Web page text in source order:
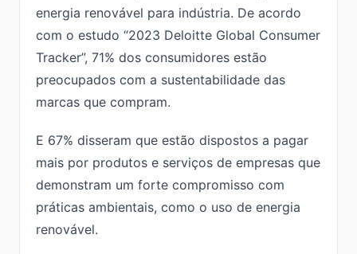
energia renovável para indústria. De acordo
com o estudo “2023 Deloitte Global Consumer
Tracker”, 71% dos consumidores estão
preocupados com a sustentabilidade das
marcas que compram.
E 67% disseram que estão dispostos a pagar
mais por produtos e serviços de empresas que
demonstram um forte compromisso com
práticas ambientais, como o uso de energia
renovável.